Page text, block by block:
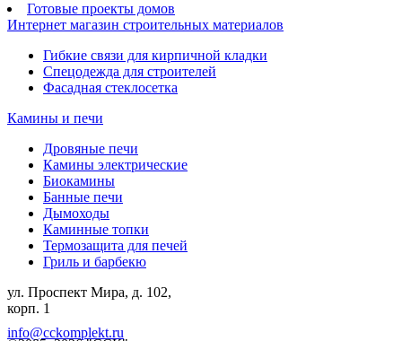
Готовые проекты домов
Интернет магазин строительных материалов
Гибкие связи для кирпичной кладки
Спецодежда для строителей
Фасадная стеклосетка
Камины и печи
Дровяные печи
Камины электрические
Биокамины
Банные печи
Дымоходы
Каминные топки
Термозащита для печей
Гриль и барбекю
ул. Проспект Мира, д. 102,
корп. 1
info@cckomplekt.ru